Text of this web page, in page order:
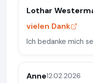
Lothar
vielen Dank
Ich bedanke mich
Anne12.02.2026